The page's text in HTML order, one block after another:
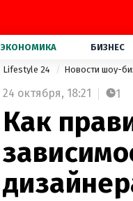
ЭКОНОМИКА БИЗНЕС
Lifestyle 24 Новости шоу-
24 октября, 18:21 1
Как